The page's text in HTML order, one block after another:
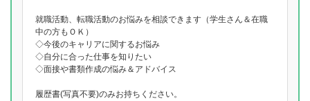
就職活動、転職活動のお悩みを相談できます（学生さん＆在職
中の方もＯＫ）
◇今後のキャリアに関するお悩み
◇自分に合った仕事を知りたい
◇面接や書類作成の悩み＆アドバイス
履歴書(写真不要)のみお持ちください。